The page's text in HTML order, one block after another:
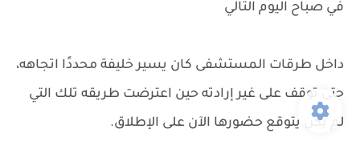
في صباح اليوم التالي
داخل طرقات المستشفى كان يسير خليفة محددًا اتجاهه،
حتى توقف على غير إرادته حين اعترضت طريقه تلك التي
لم يكن يتوقع حضورها الآن على الإطلاق.